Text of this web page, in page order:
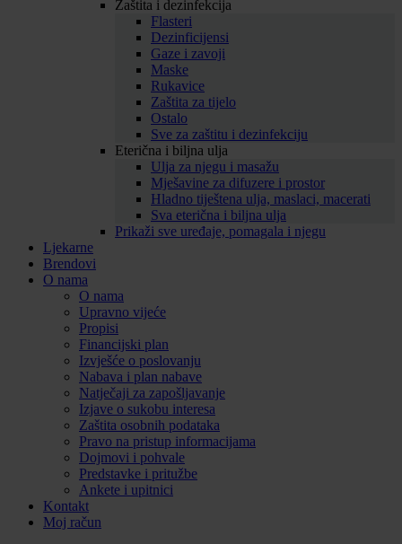
Zaštita i dezinfekcija
Flasteri
Dezinficijensi
Gaze i zavoji
Maske
Rukavice
Zaštita za tijelo
Ostalo
Sve za zaštitu i dezinfekciju
Eterična i biljna ulja
Ulja za njegu i masažu
Mješavine za difuzere i prostor
Hladno tiještena ulja, maslaci, macerati
Sva eterična i biljna ulja
Prikaži sve uređaje, pomagala i njegu
Ljekarne
Brendovi
O nama
O nama
Upravno vijeće
Propisi
Financijski plan
Izvješće o poslovanju
Nabava i plan nabave
Natječaji za zapošljavanje
Izjave o sukobu interesa
Zaštita osobnih podataka
Pravo na pristup informacijama
Dojmovi i pohvale
Predstavke i pritužbe
Ankete i upitnici
Kontakt
Moj račun